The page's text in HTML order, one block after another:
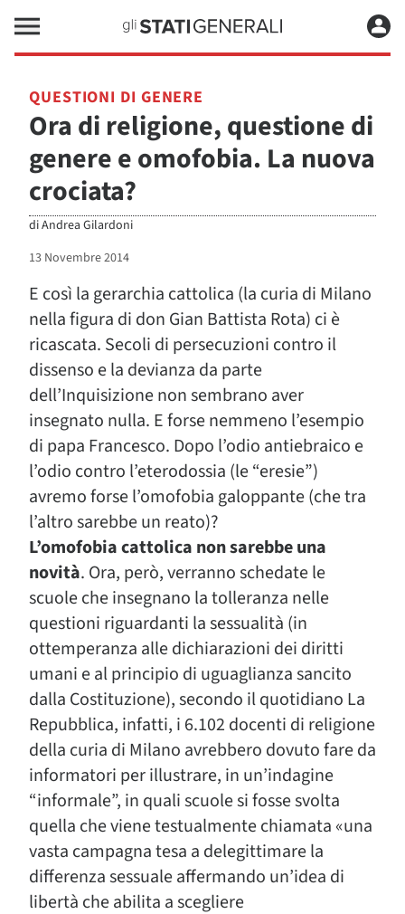
QUESTIONI DI GENERE
Ora di religione, questione di
genere e omofobia. La nuova
crociata?
diAndrea Gilardoni
13 Novembre 2014
E così la gerarchia cattolica (la curia di Milano
nella figura di don Gian Battista Rota) ci è
ricascata. Secoli di persecuzioni contro il
dissenso e la devianza da parte
dell’Inquisizione non sembrano aver
insegnato nulla. E forse nemmeno l’esempio
di papa Francesco. Dopo l’odio antiebraico e
l’odio contro l’eterodossia (le “eresie”)
avremo forse l’omofobia galoppante (che tra
l’altro sarebbe un reato)?
L’omofobia cattolica non sarebbe una
novità. Ora, però, verranno schedate le
scuole che insegnano la tolleranza nelle
questioni riguardanti la sessualità (in
ottemperanza alle dichiarazioni dei diritti
umani e al principio di uguaglianza sancito
dalla Costituzione), secondo il quotidiano La
Repubblica, infatti, i 6.102 docenti di religione
della curia di Milano avrebbero dovuto fare da
informatori per illustrare, in un’indagine
“informale”, in quali scuole si fosse svolta
quella che viene testualmente chiamata «una
vasta campagna tesa a delegittimare la
differenza sessuale affermando un’idea di
libertà che abilita a scegliere